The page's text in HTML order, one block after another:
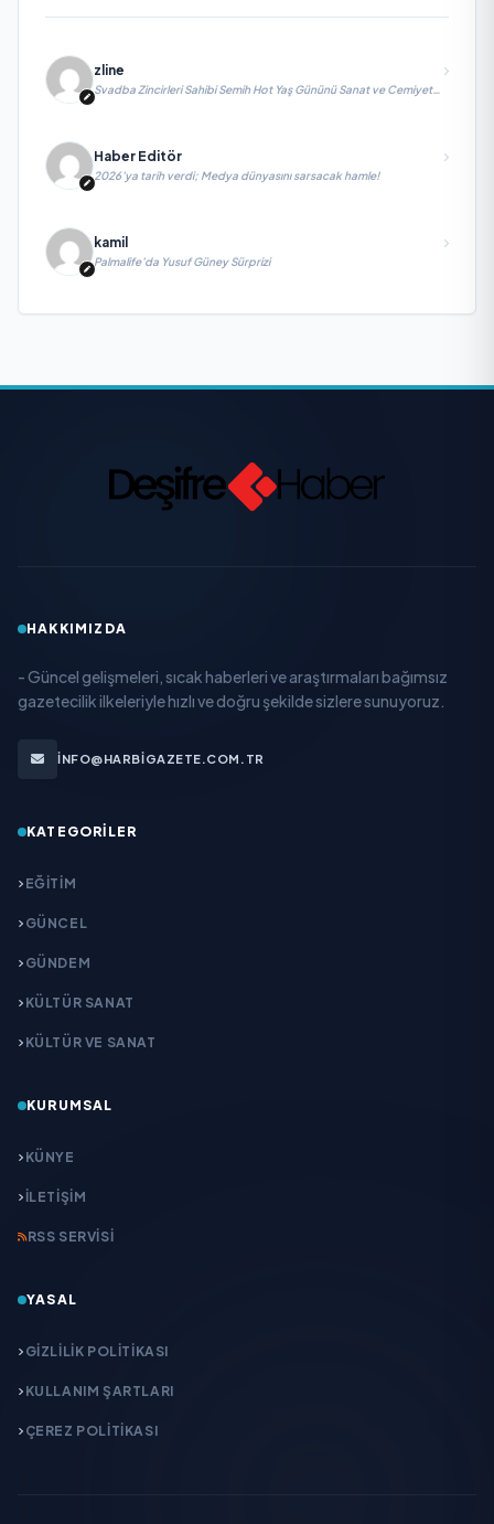
zline
Svadba Zincirleri Sahibi Semih Hot Yaş Gününü Sanat ve Cemiyet
Haber Editör
2026’ya tarih verdi; Medya dünyasını sarsacak hamle!
kamil
Palmalife’da Yusuf Güney Sürprizi
HAKKIMIZDA
- Güncel gelişmeleri, sıcak haberleri ve araştırmaları bağımsız
gazetecilik ilkeleriyle hızlı ve doğru şekilde sizlere sunuyoruz.
INFO@HARBIGAZETE.COM.TR
KATEGORILER
EĞITIM
GÜNCEL
GÜNDEM
KÜLTÜR SANAT
KÜLTÜR VE SANAT
KURUMSAL
KÜNYE
İLETIŞIM
RSS SERVISI
YASAL
GIZLILIK POLITIKASI
KULLANIM ŞARTLARI
ÇEREZ POLITIKASI